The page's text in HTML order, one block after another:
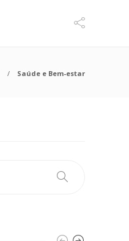
Saúde e Bem-estar